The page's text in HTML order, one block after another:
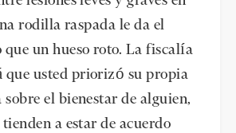
rodilla raspada le da el
que un hueso roto. La fiscalía
que usted priorizó su propia
sobre el bienestar de alguien,
a estar de acuerdo